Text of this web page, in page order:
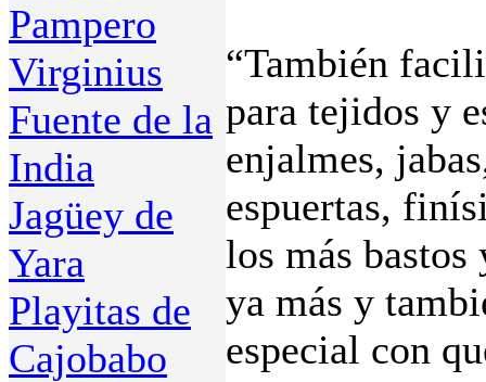
Pampero
Virginius
Fuente de la
India
Jagüey de
Yara
Playitas de
Cajobabo
“También
para tejidos y
enjalmes,
espuertas,
los más bastos
ya más y
especial con